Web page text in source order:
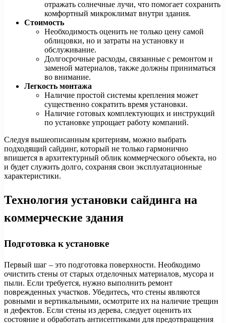
отражать солнечные лучи, что помогает сохранить
комфортный микроклимат внутри здания.
Стоимость
Необходимость оценить не только цену самой
облицовки, но и затраты на установку и
обслуживание.
Долгосрочные расходы, связанные с ремонтом и
заменой материалов, также должны приниматься
во внимание.
Легкость монтажа
Наличие простой системы крепления может
существенно сократить время установки.
Наличие готовых комплектующих и инструкций
по установке упрощает работу компаний.
Следуя вышеописанным критериям, можно выбрать
подходящий сайдинг, который не только гармонично
впишется в архитектурный облик коммерческого объекта, но
и будет служить долго, сохраняя свои эксплуатационные
характеристики.
Технология установки сайдинга на
коммерческие здания
Подготовка к установке
Первый шаг – это подготовка поверхности. Необходимо
очистить стены от старых отделочных материалов, мусора и
пыли. Если требуется, нужно выполнить ремонт
поврежденных участков. Убедитесь, что стены являются
ровными и вертикальными, осмотрите их на наличие трещин
и дефектов. Если стены из дерева, следует оценить их
состояние и обработать антисептиками для предотвращения